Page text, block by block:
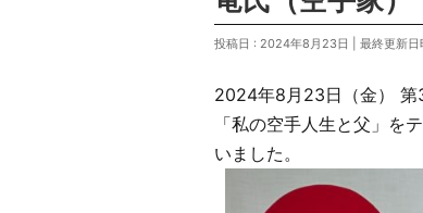
投稿日 : 2024年8月23日 最終更新
2024年8月23日（金） 第
「私の空手人生と父」を
いました。